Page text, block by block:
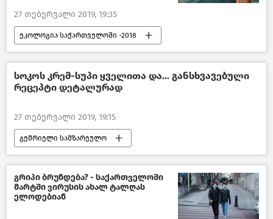
27 თებერვალი 2019, 19:35
ეკოლოგია საქართველოში -2018
საზოგადოება ჩვენ და ბუნება
საქართველო
სოკოს კრემ-სუპი ყველითა და... განსხვავებული
რეცეპტი დეტალურად
27 თებერვალი 2019, 19:15
გემრიელი სამზარეულო
წასაკითხი ამბები
გრიპი ბრუნდება? - საქართველოში
მარტში ვირუსის ახალ ტალღას
ელოდებიან